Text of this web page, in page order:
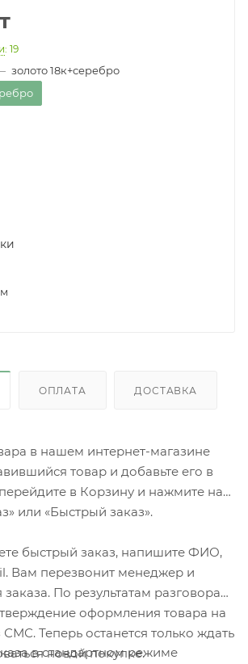
: 19
золото 18к+серебро
ОПЛАТА ДОСТАВКА
в нашем интернет-магазине
товар и добавьте его в
в Корзину и нажмите на
или «Быстрый заказ».
быстрый заказ, напишите ФИО,
Вам перезвонит менеджер и
заказа. По результатам разговора
оформления товара на
СМС. Теперь останется только ждать
новой покупке.
в стандартном режиме